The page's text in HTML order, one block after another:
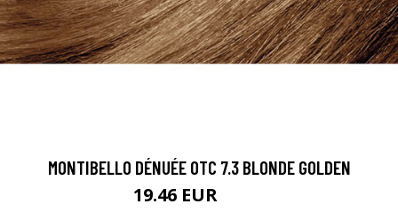
MONTIBELLO DÉNUÉE OTC 7.3 BLONDE GOLDEN
19.46 EUR